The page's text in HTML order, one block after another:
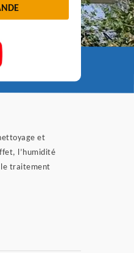
et
l’humidité
le traitement